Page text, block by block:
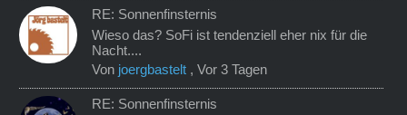
RE: Sonnenfinsternis
Wieso das? SoFi ist tendenziell eher nix für die
Nacht....
Von joergbastelt ,Vor 3 Tagen
RE: Sonnenfinsternis